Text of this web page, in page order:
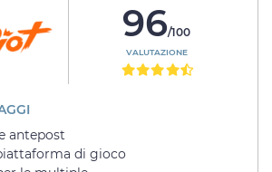
96/100
VALUTAZIONE
antepost
di gioco